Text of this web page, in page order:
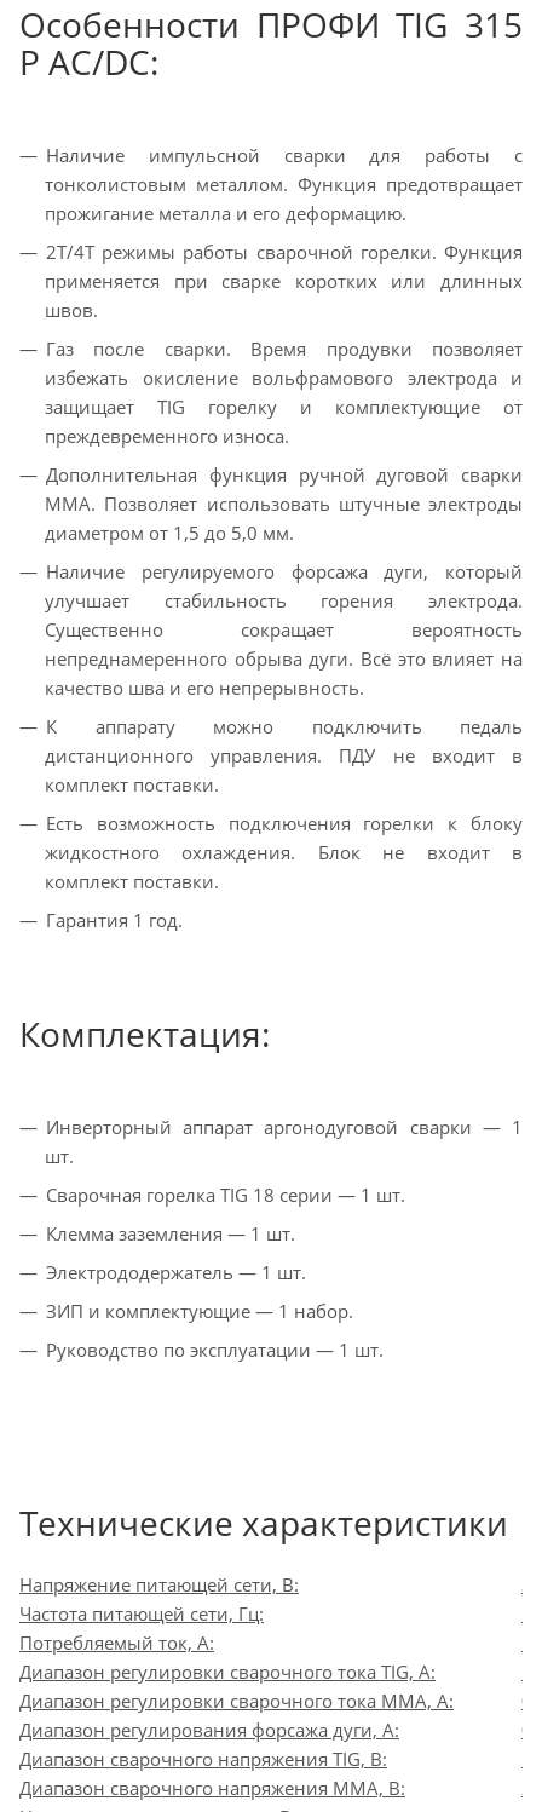
Особенности ПРОФИ TIG 315
P AC/DC:
Наличие импульсной сварки для работы с
тонколистовым металлом. Функция предотвращает
прожигание металла и его деформацию.
2Т/4Т режимы работы сварочной горелки. Функция
применяется при сварке коротких или длинных
швов.
Газ после сварки. Время продувки позволяет
избежать окисление вольфрамового электрода и
защищает TIG горелку и комплектующие от
преждевременного износа.
Дополнительная функция ручной дуговой сварки
MMA. Позволяет использовать штучные электроды
диаметром от 1,5 до 5,0 мм.
Наличие регулируемого форсажа дуги, который
улучшает стабильность горения электрода.
Существенно сокращает вероятность
непреднамеренного обрыва дуги. Всё это влияет на
качество шва и его непрерывность.
К аппарату можно подключить педаль
дистанционного управления. ПДУ не входит в
комплект поставки.
Есть возможность подключения горелки к блоку
жидкостного охлаждения. Блок не входит в
комплект поставки.
Гарантия 1 год.
Комплектация:
Инверторный аппарат аргонодуговой сварки — 1
шт.
Сварочная горелка TIG 18 серии — 1 шт.
Клемма заземления — 1 шт.
Электрододержатель — 1 шт.
ЗИП и комплектующие — 1 набор.
Руководство по эксплуатации — 1 шт.
Технические характеристики
Напряжение питающей сети, В:
Частота питающей сети, Гц:
Потребляемый ток, А:
Диапазон регулировки сварочного тока TIG, А:
Диапазон регулировки сварочного тока MMA, А:
Диапазон регулирования форсажа дуги, A:
Диапазон сварочного напряжения TIG, В:
Диапазон сварочного напряжения ММА, В: